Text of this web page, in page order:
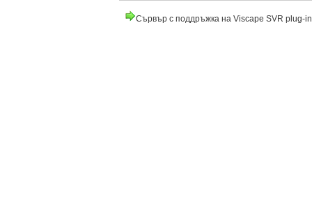
Сървър с поддръжка на Viscape SVR plug-in